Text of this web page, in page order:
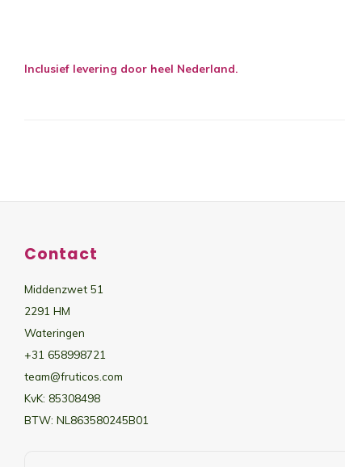
Inclusief levering door heel Nederland.
Contact
Middenzwet 51
2291 HM
Wateringen
+31 658998721
team@fruticos.com
KvK: 85308498
BTW: NL863580245B01